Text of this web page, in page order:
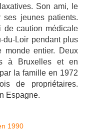
Son ami, le
jeunes patients.
de caution médicale
du-Loir pendant plus
entier. Deux
à Bruxelles et en
la famille en 1972
de propriétaires.
Espagne.